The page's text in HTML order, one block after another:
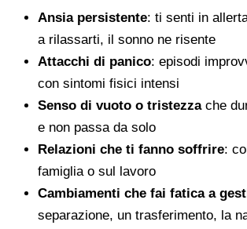
Ansia persistente: ti senti in
a rilassarti, il sonno ne risente
Attacchi di panico: episodi
con sintomi fisici intensi
Senso di vuoto o tristezzache
e non passa da solo
Relazioni che ti fanno soffrire:
famiglia o sul lavoro
Cambiamenti che fai fatica a
separazione, un trasferimento, la